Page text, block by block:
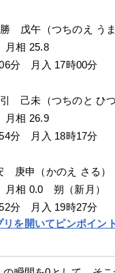
　戊午（つちのえ うま
月相 25.8
分　月入 17時00分
　己未（つちのと ひつ
月相 26.9
分　月入 18時17分
庚申（かのえ さる）
相 0.0　朔（新月）
分　月入 19時27分
リを開いてピンポイン